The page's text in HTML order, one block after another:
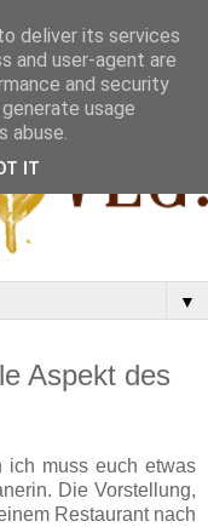
▼
Aspekt des
ich muss euch etwas
Die Vorstellung,
Restaurant nach
deliver its services
and user-agent are
and security
usage
abuse.
IT